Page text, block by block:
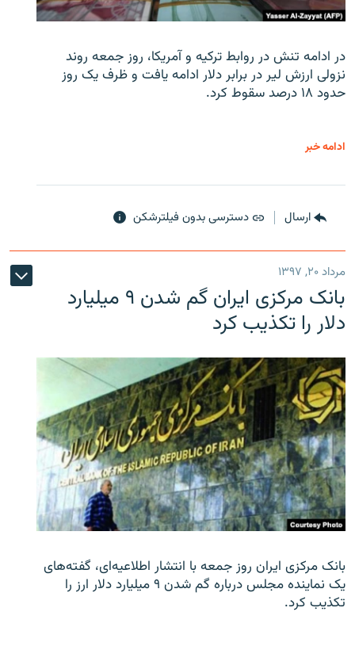
در ادامه تنش در روابط ترکیه و آمریکا، روز جمعه روند
نزولی ارزش لیر در برابر دلار ادامه یافت و ظرف یک روز
حدود ۱۸ درصد سقوط کرد.
ادامه خبر
ارسال دسترسی بدون فیلترشکن
مرداد ۲۰, ۱۳۹۷
بانک مرکزی ایران گم شدن ۹ میلیارد
دلار را تکذیب کرد
بانک مرکزی ایران روز جمعه با انتشار اطلاعیه‌ای، گفته‌های
یک نماینده مجلس درباره گم شدن ۹ میلیارد دلار ارز را
تکذیب کرد.